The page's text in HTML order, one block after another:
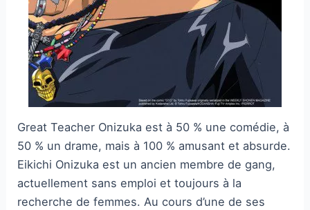
Great Teacher Onizuka est à 50 % une comédie, à
50 % un drame, mais à 100 % amusant et absurde.
Eikichi Onizuka est un ancien membre de gang,
actuellement sans emploi et toujours à la
recherche de femmes. Au cours d’une de ses